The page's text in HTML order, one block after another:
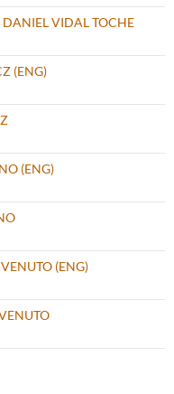
DANIEL VIDAL TOCHE
(ENG)
(ENG)
(ENG)